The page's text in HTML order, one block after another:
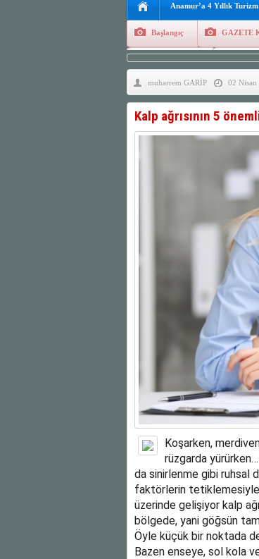
Anamur’a 4 Yıllık
Başlangıç GAZETE
Tüm Yazarlar
muharrem GARİP 02 Nisan
Kalp ağrısının 5
Koşarken,
rüzgarda
da sinirlenme gibi ruhsal
faktörlerin tetiklemesiyle;
üzerinde gelişiyor kalp
bölgede, yani göğsün
Öyle küçük bir noktada
Bazen enseye, sol kola